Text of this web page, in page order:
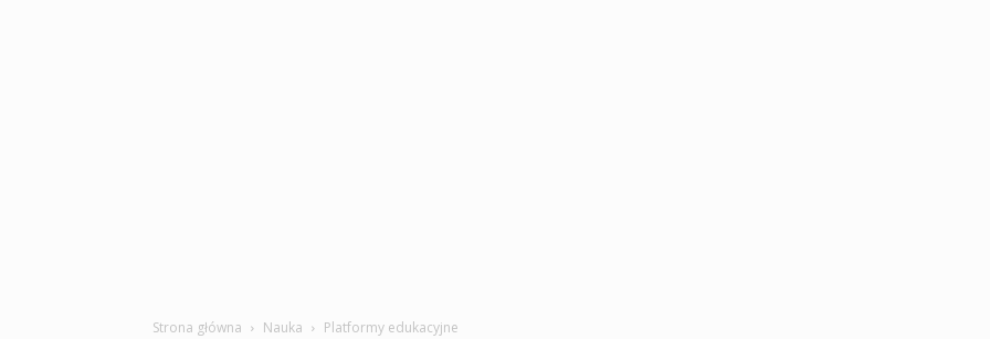
Strona główna Nauka Platformy edukacyjne